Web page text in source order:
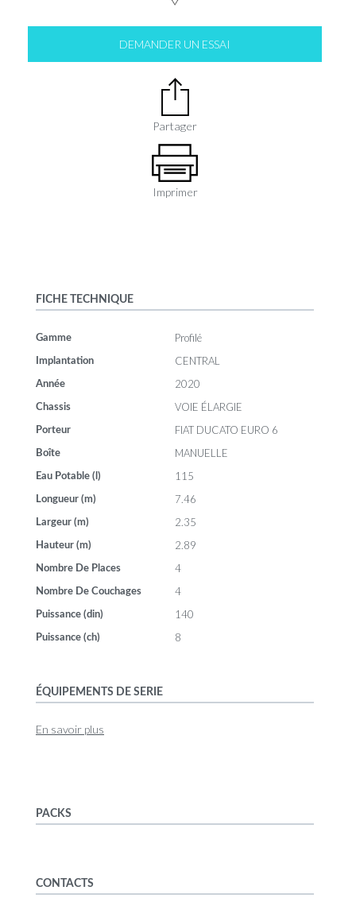
DEMANDER UN ESSAI
Partager
Imprimer
FICHE TECHNIQUE
Gamme Profilé
Implantation CENTRAL
Année 2020
Chassis VOIE ÉLARGIE
Porteur FIAT DUCATO EURO 6
Boîte MANUELLE
Eau Potable (l) 115
Longueur (m) 7.46
Largeur (m) 2.35
Hauteur (m) 2.89
Nombre De Places 4
Nombre De Couchages 4
Puissance (din) 140
Puissance (ch) 8
ÉQUIPEMENTS DE SERIE
En savoir plus
PACKS
CONTACTS